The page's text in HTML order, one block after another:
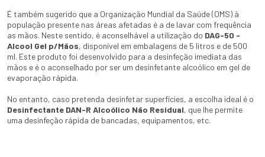
É também sugerido que a Organização Mundial da Saúde (OMS) à
população presente nas áreas afetadas é a de lavar com frequência
as mãos. Neste sentido, é aconselhável a utilização do DAG-50 -
Alcool Gel p/Mãos, disponível em embalagens de 5 litros e de 500
ml. Este produto foi desenvolvido para a desinfeção imediata das
mãos e é o aconselhado por ser um desinfetante alcoólico em gel de
evaporação rápida.
No entanto, caso pretenda desinfetar superfícies, a escolha ideal é o
Desinfectante DAN-R Alcoólico Não Residual, que lhe permite
uma desinfeção rápida de bancadas, equipamentos, etc.